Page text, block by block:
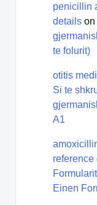
penicillin
details on
te folurit)
otitis
Si te
A1
reference
Einen